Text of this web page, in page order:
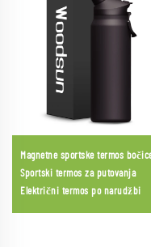
Magnetne sportske termos
Sportski termos za putovanja
Električni termos po narudžbi